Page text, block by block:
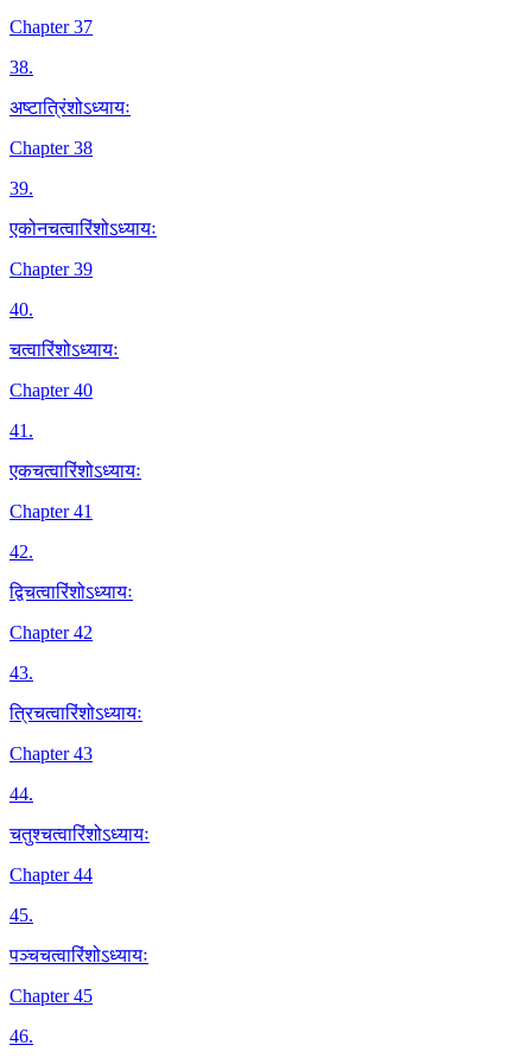
Chapter 37
38.
अष्टात्रिंशोऽध्यायः
Chapter 38
39.
एकोनचत्वारिंशोऽध्यायः
Chapter 39
40.
चत्वारिंशोऽध्यायः
Chapter 40
41.
एकचत्वारिंशोऽध्यायः
Chapter 41
42.
द्विचत्वारिंशोऽध्यायः
Chapter 42
43.
त्रिचत्वारिंशोऽध्यायः
Chapter 43
44.
चतुश्चत्वारिंशोऽध्यायः
Chapter 44
45.
पञ्चचत्वारिंशोऽध्यायः
Chapter 45
46.